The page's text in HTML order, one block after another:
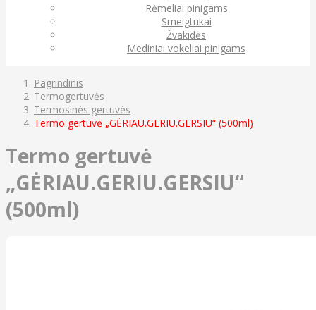
Rėmeliai pinigams
Smeigtukai
Žvakidės
Mediniai vokeliai pinigams
Pagrindinis
Termogertuvės
Termosinės gertuvės
Termo gertuvė „GĖRIAU.GERIU.GERSIU“ (500ml)
Termo gertuvė
„GĖRIAU.GERIU.GERSIU“
(500ml)